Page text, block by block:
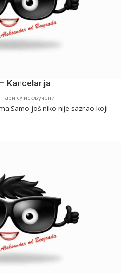
Kancelarija
су искључени
Beogradska
još niko nije saznao koji